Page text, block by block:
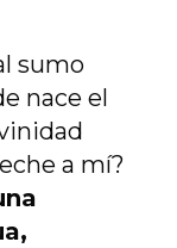
sumo
nace el
a mí?